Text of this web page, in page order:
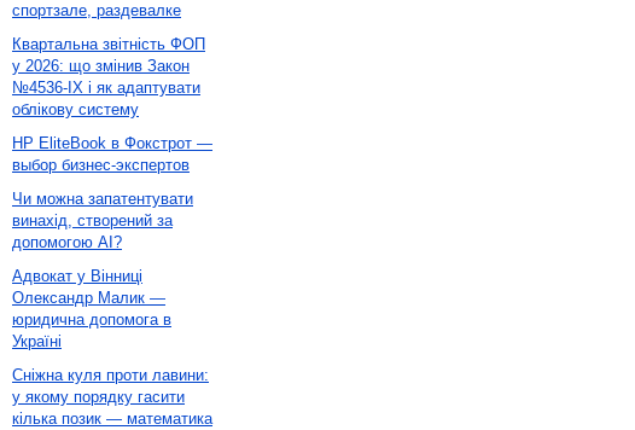
спортзале, раздевалке
Квартальна звітність ФОП
у 2026: що змінив Закон
№4536-IX і як адаптувати
облікову систему
HP EliteBook в Фокстрот —
выбор бизнес-экспертов
Чи можна запатентувати
винахід, створений за
допомогою AI?
Адвокат у Вінниці
Олександр Малик —
юридична допомога в
Україні
Сніжна куля проти лавини:
у якому порядку гасити
кілька позик — математика